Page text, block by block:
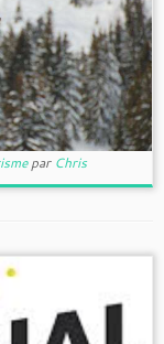
par Chris